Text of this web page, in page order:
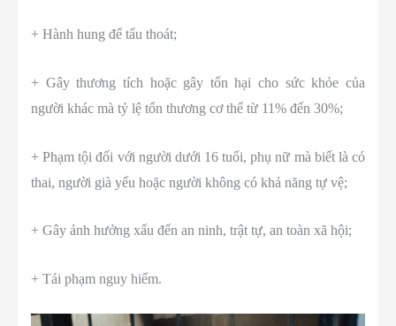
+ Hành hung để tẩu thoát;
+ Gây thương tích hoặc gây tổn hại cho sức khỏe của
người khác mà tỷ lệ tổn thương cơ thể từ 11% đến 30%;
+ Phạm tội đối với người dưới 16 tuổi, phụ nữ mà biết là có
thai, người già yếu hoặc người không có khả năng tự vệ;
+ Gây ảnh hưởng xấu đến an ninh, trật tự, an toàn xã hội;
+ Tái phạm nguy hiểm.